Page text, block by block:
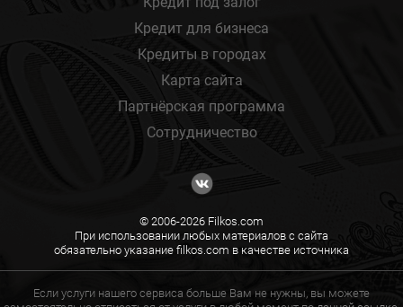
Кредит для бизнеса
Кредиты в городах
Карта сайта
Партнёрская программа
Сотрудничество
© 2006-2026 Filkos.com
При использовании любых материалов с сайта
обязательно указание filkos.com в качестве источника
Если услуги нашего сервиса больше Вам не нужны, вы можете